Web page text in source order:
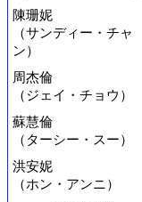
陳珊妮
（サンディー・チャ
ン）
周杰倫
（ジェイ・チョウ）
蘇慧倫
（ターシー・スー）
洪安妮
（ホン・アンニ）